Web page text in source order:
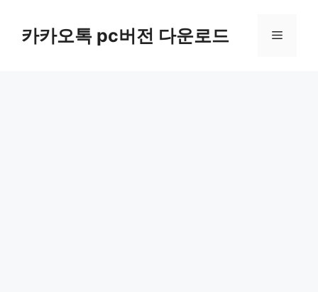
카카오톡 pc버전 다운로드 메